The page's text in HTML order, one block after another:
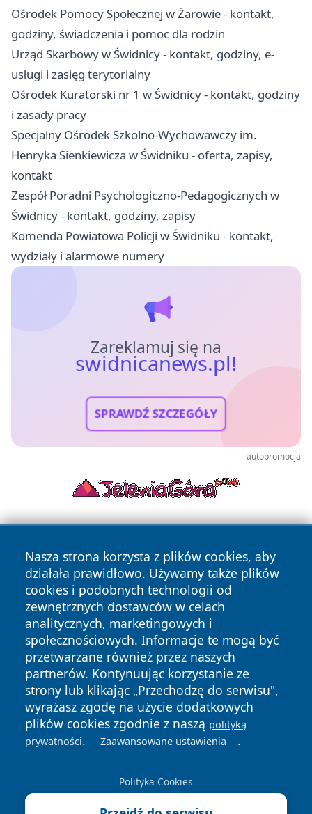
Ośrodek Pomocy Społecznej w Żarowie - kontakt,
godziny, świadczenia i pomoc dla rodzin
Urząd Skarbowy w Świdnicy - kontakt, godziny, e-
usługi i zasięg terytorialny
Ośrodek Kuratorski nr 1 w Świdnicy - kontakt, godziny
i zasady pracy
Specjalny Ośrodek Szkolno-Wychowawczy im.
Henryka Sienkiewicza w Świdniku - oferta, zapisy,
kontakt
Zespół Poradni Psychologiczno-Pedagogicznych w
Świdnicy - kontakt, godziny, zapisy
Komenda Powiatowa Policji w Świdniku - kontakt,
wydziały i alarmowe numery
Zareklamuj się na
swidnicanews.pl!
SPRAWDŹ SZCZEGÓŁY
autopromocja
Nasza strona korzysta z plików cookies, aby
działała prawidłowo. Używamy także plików
cookies i podobnych technologii od
zewnętrznych dostawców w celach
analitycznych, marketingowych i
społecznościowych. Informacje te mogą być
przetwarzane również przez naszych
partnerów. Kontynuując korzystanie ze
strony lub klikając „Przechodzę do serwisu",
wyrażasz zgodę na użycie dodatkowych
plików cookies zgodnie z naszą polityką
prywatności. Zaawansowane ustawienia .
Polityka Cookies
Copyright © 2026 swidnicanews.pl Wszystkie prawa
zastrzeżone.
News Autorzy
Polityka
Prywatności
Polityka
Cookies